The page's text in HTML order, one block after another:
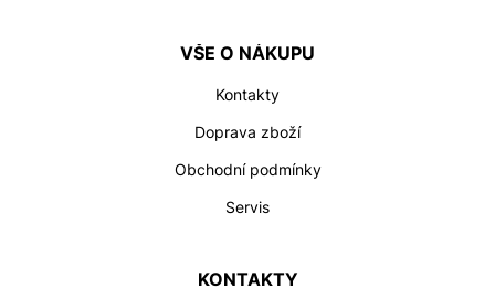
VŠE O NÁKUPU
Kontakty
Doprava zboží
Obchodní podmínky
Servis
KONTAKTY